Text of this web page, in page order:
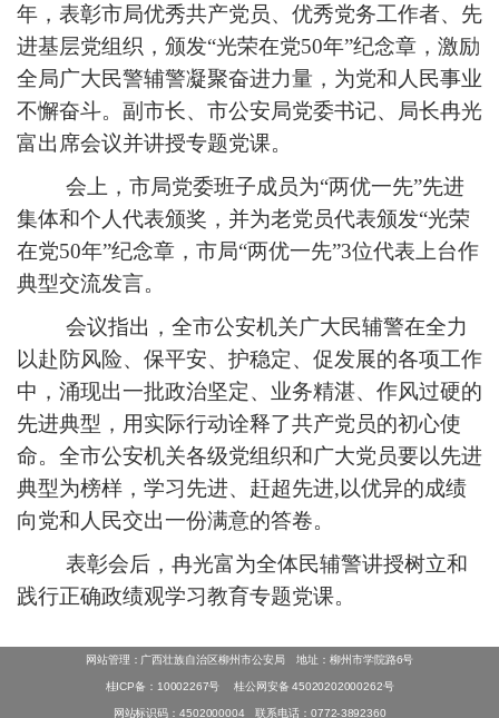
年，表彰市局优秀共产党员、优秀党务工作者、先
进基层党组织，颁发“光荣在党50年”纪念章，激励
全局广大民警辅警凝聚奋进力量，为党和人民事业
不懈奋斗。副市长、市公安局党委书记、局长冉光
富出席会议并讲授专题党课。
会上，市局党委班子成员为“两优一先”先进
集体和个人代表颁奖，并为老党员代表颁发“光荣
在党50年”纪念章，市局“两优一先”3位代表上台作
典型交流发言。
会议指出，全市公安机关广大民辅警在全力
以赴防风险、保平安、护稳定、促发展的各项工作
中，涌现出一批政治坚定、业务精湛、作风过硬的
先进典型，用实际行动诠释了共产党员的初心使
命。全市公安机关各级党组织和广大党员要以先进
典型为榜样，学习先进、赶超先进,以优异的成绩
向党和人民交出一份满意的答卷。
表彰会后，冉光富为全体民辅警讲授树立和
践行正确政绩观学习教育专题党课。
网站管理：广西壮族自治区柳州市公安局 地址：柳州市学院路6号
桂ICP备：10002267号 桂公网安备 45020202000262号
网站标识码：4502000004 联系电话：0772-3892360